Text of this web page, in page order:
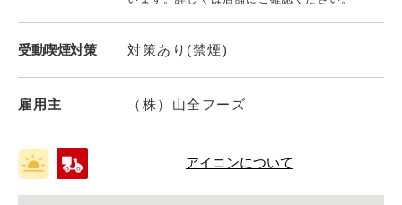
受動喫煙対策 対策あり(禁煙)
雇用主 （株）山全フーズ
アイコンについて